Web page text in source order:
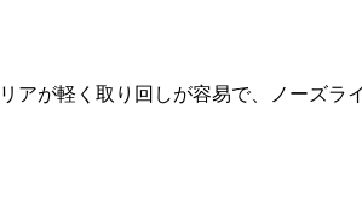
が軽く取り回しが容易で、ノーズ